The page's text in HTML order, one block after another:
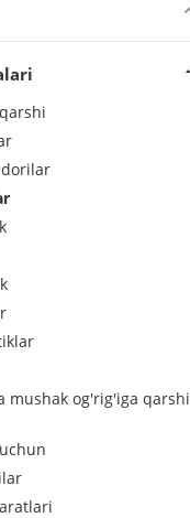
mushak og'rig'iga qarshi